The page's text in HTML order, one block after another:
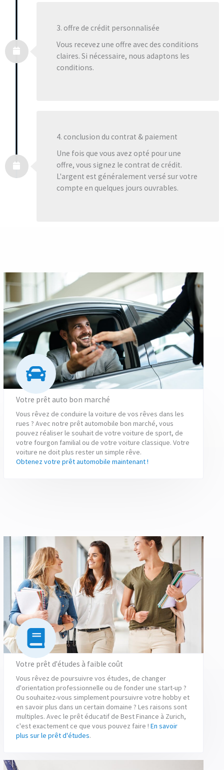
3. offre de crédit personnalisée
Vous recevez une offre avec des conditions
claires. Si nécessaire, nous adaptons les
conditions.
4. conclusion du contrat & paiement
Une fois que vous avez opté pour une
offre, vous signez le contrat de crédit.
L'argent est généralement versé sur votre
compte en quelques jours ouvrables.
Votre prêt auto bon marché
Vous rêvez de conduire la voiture de vos rêves dans les
rues ? Avec notre prêt automobile bon marché, vous
pouvez réaliser le souhait de votre voiture de sport, de
votre fourgon familial ou de votre voiture classique. Votre
voiture ne doit plus rester un simple rêve.
Obtenez votre prêt automobile maintenant !
Votre prêt d'études à faible coût
Vous rêvez de poursuivre vos études, de changer
d'orientation professionnelle ou de fonder une start-up ?
Ou souhaitez-vous simplement poursuivre votre hobby et
en savoir plus dans un certain domaine ? Les raisons sont
multiples. Avec le prêt éducatif de Best Finance à Zurich,
c'est exactement ce que vous pouvez faire ! En savoir
plus sur le prêt d'études.